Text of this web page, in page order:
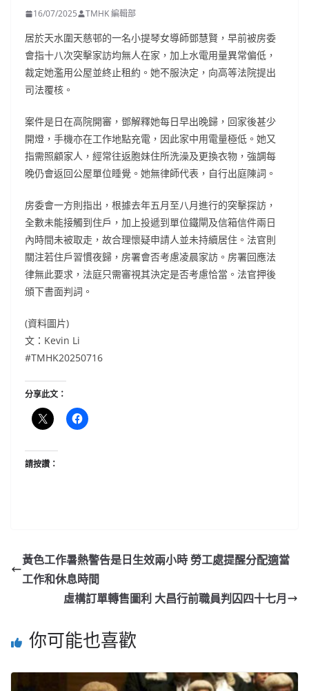
16/07/2025 TMHK 編輯部
居於天水圍天慈邨的一名小提琴女導師鄧慧賢，早前被房委
會指十八次突擊家訪均無人在家，加上水電用量異常偏低，
裁定她濫用公屋並終止租約。她不服決定，向高等法院提出
司法覆核。
案件是日在高院開審，鄧解釋她每日早出晚歸，回家後甚少
開燈，手機亦在工作地點充電，因此家中用電量極低。她又
指需照顧家人，經常往返胞妹住所洗澡及更換衣物，強調每
晚仍會返回公屋單位睡覺。她無律師代表，自行出庭陳詞。
房委會一方則指出，根據去年五月至八月進行的突擊探訪，
全數未能接觸到住戶，加上投遞到單位鐵閘及信箱信件兩日
內時間未被取走，故合理懷疑申請人並未持續居住。法官則
關注若住戶習慣夜歸，房署會否考慮凌晨家訪。房署回應法
律無此要求，法庭只需審視其決定是否考慮恰當。法官押後
頒下書面判詞。
(資料圖片)
文：Kevin Li
#TMHK20250716
分享此文：
請按讚：
黃色工作暑熱警告是日生效兩小時 勞工處提醒分配適當
工作和休息時間
虛構訂單轉售圖利 大昌行前職員判囚四十七月
你可能也喜歡